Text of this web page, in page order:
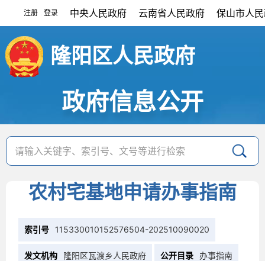
注册 登录 中央人民政府 云南省人民政府 保山市人
隆阳区人民政府
政府信息公开
农村宅基地申请办事指南
索引号 115330010152576504-202510090020
发文机构 隆阳区瓦渡乡人民政府 公开目录 办事指南